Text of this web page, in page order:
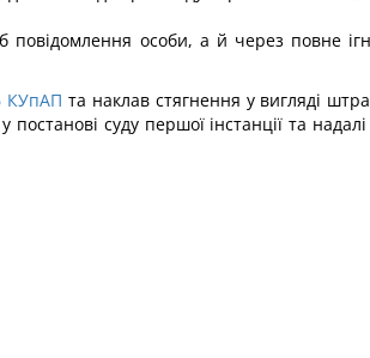
повідомлення особи, а й через повне
КУпАП та наклав стягнення у вигляді
суду першої інстанції та